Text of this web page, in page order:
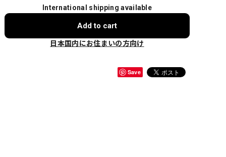
International shipping available
Add to cart
日本国内にお住まいの方向け
Save